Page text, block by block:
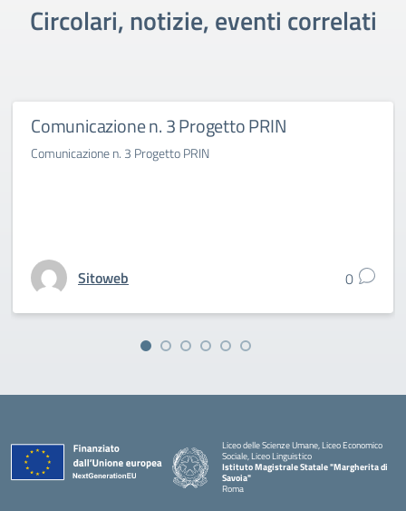
Circolari, notizie, eventi correlati
Comunicazione n. 3 Progetto PRIN
Comunicazione n. 3 Progetto PRIN
Sitoweb 0
Liceo delle Scienze Umane, Liceo Economico
Sociale, Liceo Linguistico
Istituto Magistrale Statale "Margherita di
Savoia"
Roma